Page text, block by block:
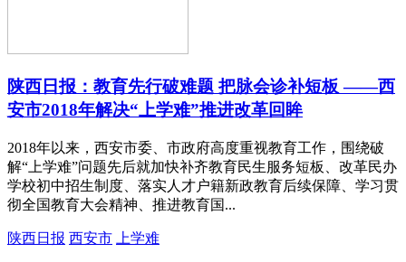
陕西日报：教育先行破难题 把脉会诊补短板 ——西
安市2018年解决“上学难”推进改革回眸
2018年以来，西安市委、市政府高度重视教育工作，围绕破
解“上学难”问题先后就加快补齐教育民生服务短板、改革民办
学校初中招生制度、落实人才户籍新政教育后续保障、学习贯
彻全国教育大会精神、推进教育国...
陕西日报 西安市 上学难